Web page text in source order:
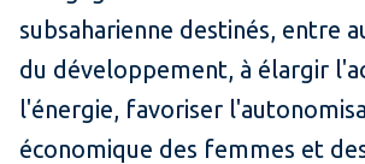
subsaharienne destinés, entre
du développement, à élargir
l'énergie, favoriser
économique des femmes et